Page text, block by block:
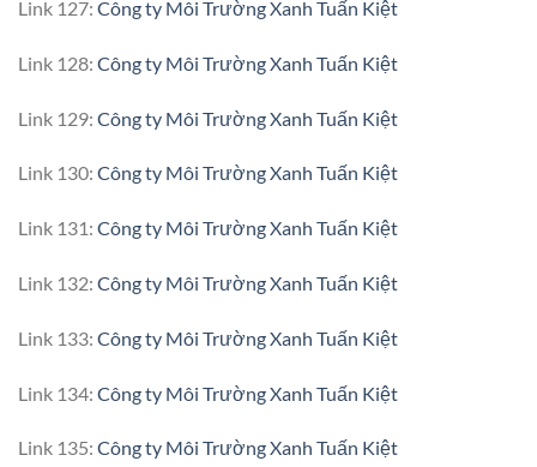
Link 127: Công ty Môi Trường Xanh Tuấn Kiệt
Link 128: Công ty Môi Trường Xanh Tuấn Kiệt
Link 129: Công ty Môi Trường Xanh Tuấn Kiệt
Link 130: Công ty Môi Trường Xanh Tuấn Kiệt
Link 131: Công ty Môi Trường Xanh Tuấn Kiệt
Link 132: Công ty Môi Trường Xanh Tuấn Kiệt
Link 133: Công ty Môi Trường Xanh Tuấn Kiệt
Link 134: Công ty Môi Trường Xanh Tuấn Kiệt
Link 135: Công ty Môi Trường Xanh Tuấn Kiệt